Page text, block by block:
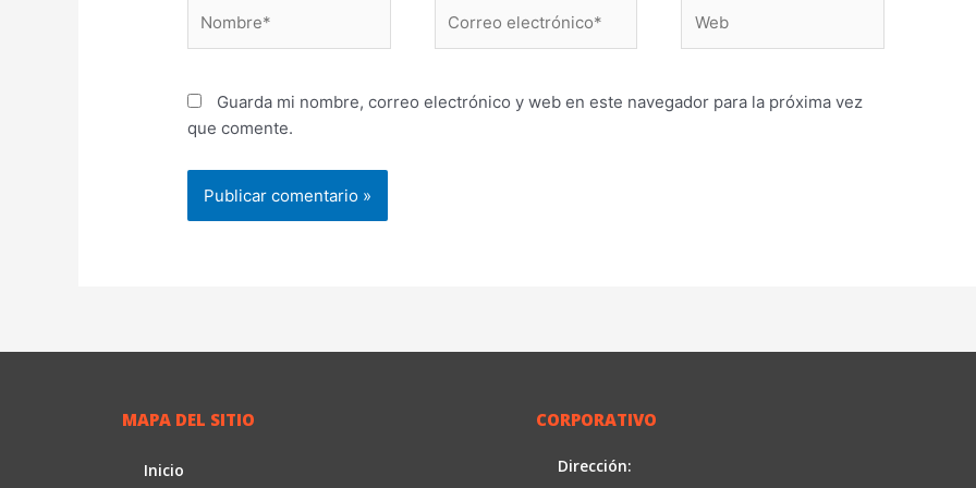
electrónico*
Guarda mi nombre, correo electrónico y web en este navegador para la próxima vez
que comente.
MAPA DEL SITIO
Inicio
CORPORATIVO
Dirección: